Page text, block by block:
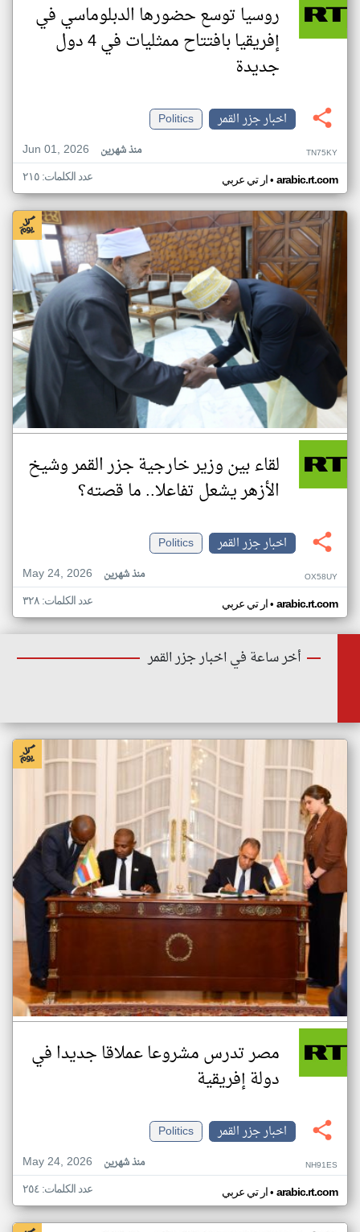
روسيا توسع حضورها الدبلوماسي في
إفريقيا بافتتاح ممثليات في 4 دول
جديدة
اخبار جزر القمر
Politics
Jun 01, 2026
منذ شهرين TN75KY
ار تي عربي• arabic.rt.com عدد الكلمات: ٢١٥
لقاء بين وزير خارجية جزر القمر وشيخ
الأزهر يشعل تفاعلا.. ما قصته؟
اخبار جزر القمر
Politics
May 24, 2026
منذ شهرين OX58UY
ار تي عربي• arabic.rt.com عدد الكلمات: ٣٢٨
أخر ساعة في اخبار جزر القمر
مصر تدرس مشروعا عملاقا جديدا في
دولة إفريقية
اخبار جزر القمر
Politics
May 24, 2026
منذ شهرين NH91ES
ار تي عربي• arabic.rt.com عدد الكلمات: ٢٥٤